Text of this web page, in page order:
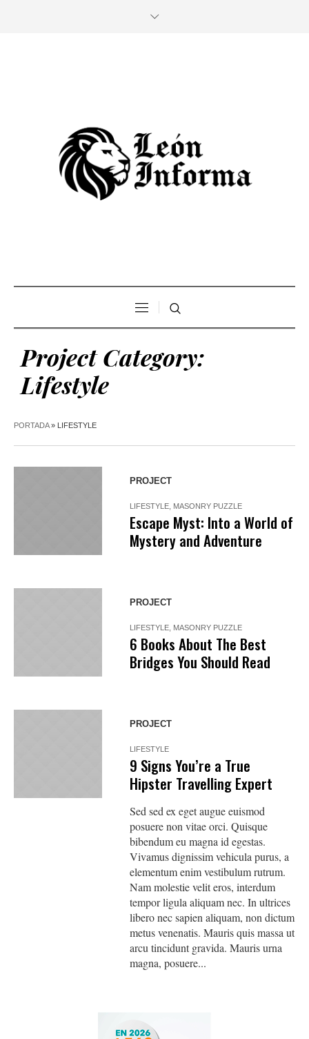
Project Category:
Lifestyle
PORTADA» LIFESTYLE
PROJECT
LIFESTYLE MASONRY PUZZLE
Escape Myst: Into a World of
Mystery and Adventure
PROJECT
LIFESTYLE MASONRY PUZZLE
6 Books About The Best
Bridges You Should Read
PROJECT
LIFESTYLE
9 Signs You’re a True
Hipster Travelling Expert
Sed sed ex eget augue euismod
posuere non vitae orci. Quisque
bibendum eu magna id egestas.
Vivamus dignissim vehicula purus, a
elementum enim vestibulum rutrum.
Nam molestie velit eros, interdum
tempor ligula aliquam nec. In ultrices
libero nec sapien aliquam, non dictum
metus venenatis. Mauris quis massa ut
arcu tincidunt gravida. Mauris urna
magna, posuere...